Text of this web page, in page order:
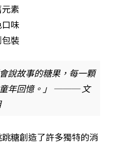
素
味
裝
說故事的糖果，每一顆
童年回憶。」 ─── 文
糖創造了許多獨特的消